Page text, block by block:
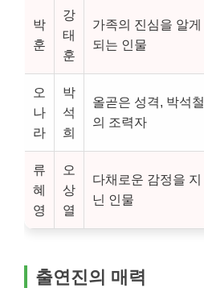
박
훈
강
태
훈
가족의 진심을 알게
되는 인물
오
나
라
박
석
희
올곧은 성격, 박석철
의 조력자
류
혜
영
오
상
열
다채로운 감정을 지
닌 인물
출연진의 매력